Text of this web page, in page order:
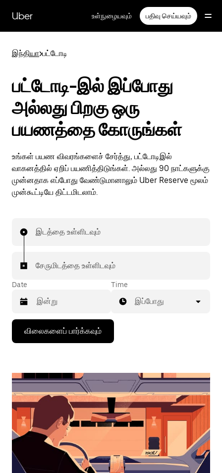
பக்கத்திற்குச்
செல்லவும்
Uber உள்நுழையவும் பதிவு செய்யவும்
இந்தியா>பட்டோடி
பட்டோடி-இல் இப்போது
அல்லது பிறகு ஒரு
பயணத்தை கோருங்கள்
உங்கள் பயண விவரங்களைச் சேர்த்து, பட்டோடிஇல்
வாகனத்தில் ஏறிப் பயணித்திடுங்கள். அல்லது 90 நாட்களுக்கு
முன்னதாக எப்போது வேண்டுமானாலும் Uber Reserve மூலம்
முன்கூட்டியே திட்டமிடலாம்.
இடத்தை உள்ளிடவும்
சேருமிடத்தை உள்ளிடவும்
Date
கீழ்நோக்கிய
அம்புக்குறியை
அழுத்தி
தேர்ந்தெடுக்கவும்.
மூட
எஸ்கேப்
பொத்தான்
அழுத்தவும்.
Time
இப்போது
விலைகளைப் பார்க்கவும்